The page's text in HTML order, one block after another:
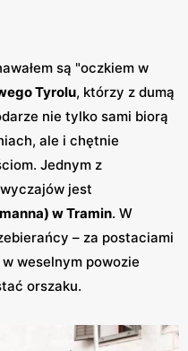
są "oczkiem w
Tyrolu, którzy z dumą
nie tylko sami biorą
ale i chętnie
Jednym z
jest
w Tramin. W
– za postaciami
weselnym powozie
orszaku.